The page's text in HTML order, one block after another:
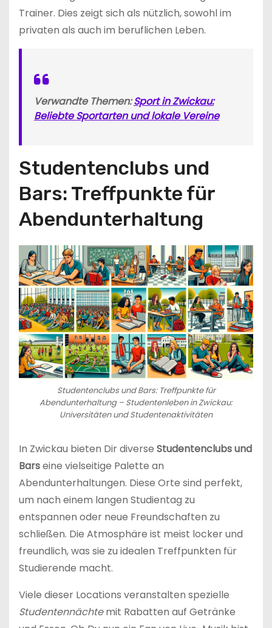
Trainer. Dies zeigt sich als nützlich, sowohl im
privaten als auch im beruflichen Leben.
Verwandte Themen:Sport in Zwickau:
Beliebte Sportarten und lokale Vereine
Studentenclubs und
Bars: Treffpunkte für
Abendunterhaltung
Studentenclubs und Bars: Treffpunkte für
Abendunterhaltung – Studentenleben in Zwickau:
Universitäten und Studentenaktivitäten
In Zwickau bieten Dir diverse Studentenclubs und
Barseine vielseitige Palette an
Abendunterhaltungen. Diese Orte sind perfekt,
um nach einem langen Studientag zu
entspannen oder neue Freundschaften zu
schließen. Die Atmosphäre ist meist locker und
freundlich, was sie zu idealen Treffpunkten für
Studierende macht.
Viele dieser Locations veranstalten spezielle
Studentennächtemit Rabatten auf Getränke